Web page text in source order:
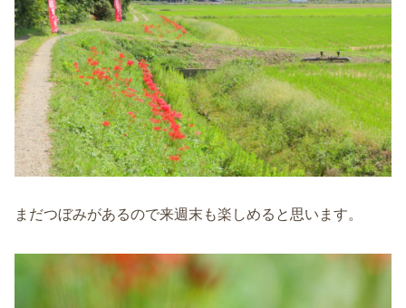
まだつぼみがあるので来週末も楽しめると思います。